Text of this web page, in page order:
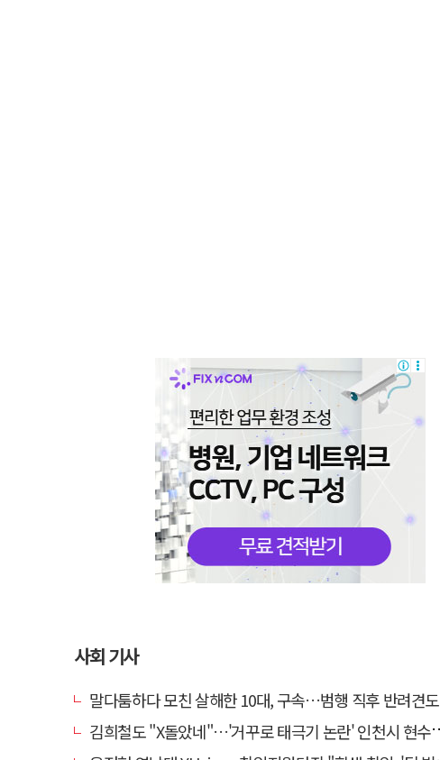
사회 기사
말다툼하다 모친 살해한 10대, 구속…범행 직후 반려견도 죽여
김희철도 "X돌았네"…'거꾸로 태극기 논란' 인천시 현수막, 이틀 만에 철거